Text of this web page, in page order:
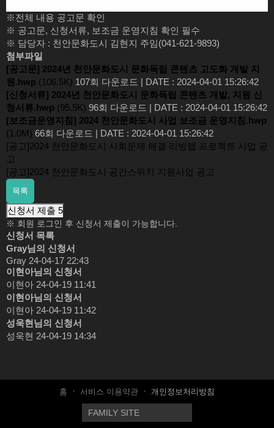
※전체 내용 공고문 확인
※ 공고문, 신청서류, 보조금 운영지침 확인 필수
※ 담당자 : 천안문화도시 김현지 주임(041-621-9893)
첨부파일
[공고문] 2024년 천안문화도시 문화독립 콘텐츠 고도화 개발 지
원.hwp (106.5K) 107회 다운로드 | DATE : 2024-04-01 15:26:42
[신청서류] 2024년 천안문화도시 문화독립 콘텐츠 개발, 지원 신
청서류.hwp (95.5K) 96회 다운로드 | DATE : 2024-04-01 15:26:42
[보조금운영지침] 2024 천안문화도시 사업 보조금 운영지침.hwp
(1.0M) 66회 다운로드 | DATE : 2024-04-01 15:26:42
[공고]2024 천안문화도시 사회문제 해결 리빙랩 프로젝트 사업 공
고
[공고]2024 천안문화도시 공간스위치 지원사업 공고
목록
신청서 제출 5
※ 회원 로그인 후 신청서 제출이 가능합니다.
신청서 목록
Gray님의 신청서
Gray 24-04-17 22:43
이현아님의 신청서
이현아 24-04-19 11:41
이현아님의 신청서
이현아 24-04-19 11:42
성욱현님의 신청서
성욱현 24-04-19 14:34
홈 서비스 이용약관 개인정보처리방침